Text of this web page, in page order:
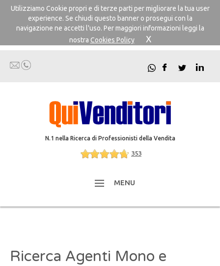
Utilizziamo Cookie propri e di terze parti per migliorare la tua user
experience. Se chiudi questo banner o prosegui con la
navigazione ne accetti l'uso. Per maggiori informazioni leggi la
nostra Cookies Policy X
N.1 nella Ricerca di Professionisti della Vendita
353
MENU
Ricerca Agenti Mono e